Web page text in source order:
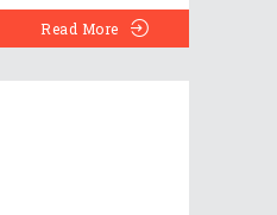
Read More